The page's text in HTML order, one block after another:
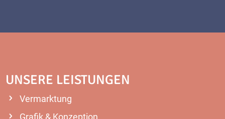
UNSERE LEISTUNGEN
Vermarktung
Grafik & Konzeption